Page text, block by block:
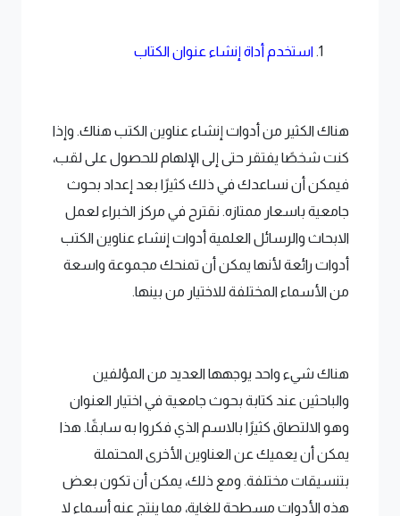
استخدم أداة إنشاء عنوان الكتاب
هناك الكثير من أدوات إنشاء عناوين الكتب هناك. وإذا
كنت شخصًا يفتقر حتى إلى الإلهام للحصول على لقب،
فيمكن أن نساعدك في ذلك كثيرًا بعد إعداد بحوث
جامعية باسعار ممتازه. نقترح في مركز الخبراء لعمل
الابحاث والرسائل العلمية أدوات إنشاء عناوين الكتب
أدوات رائعة لأنها يمكن أن تمنحك مجموعة واسعة
من الأسماء المختلفة للاختيار من بينها.
هناك شيء واحد يوجهها العديد من المؤلفين
والباحثين عند كتابة بحوث جامعية في اختيار العنوان
وهو الالتصاق كثيرًا بالاسم الذي فكروا به سابقًا. هذا
يمكن أن يعميك عن العناوين الأخرى المحتملة
بتنسيقات مختلفة. ومع ذلك، يمكن أن تكون بعض
هذه الأدوات مسطحة للغاية، مما ينتج عنه أسماء لا